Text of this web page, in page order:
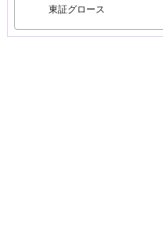
東証グロース